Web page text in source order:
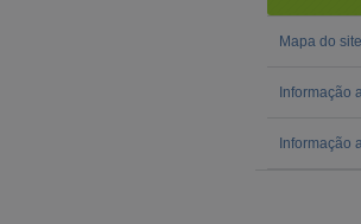
Mapa do site
Informação
Informação